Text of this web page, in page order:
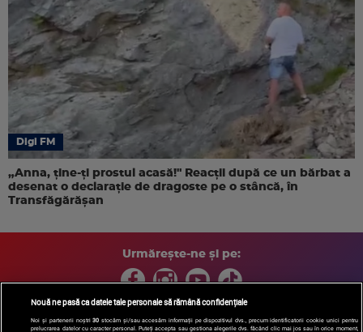
Digi FM
„Anna, ţine-ţi prostul acasă!" Reacţii după ce un bărbat a
desenat o declaraţie de dragoste pe o stâncă, în
Transfăgărăşan
Urmărește-ne și pe:
Nouă ne pasă ca datele tale personale să rămână confidențiale
Noi și partenerii noștri30 stocăm și/sau accesăm informații pe dispozitivul dvs., precum identificatorii cookie unici pentru
prelucrarea datelor cu caracter personal. Puteți accepta sau gestiona alegerile dvs. făcând clic mai jos sau în orice moment,